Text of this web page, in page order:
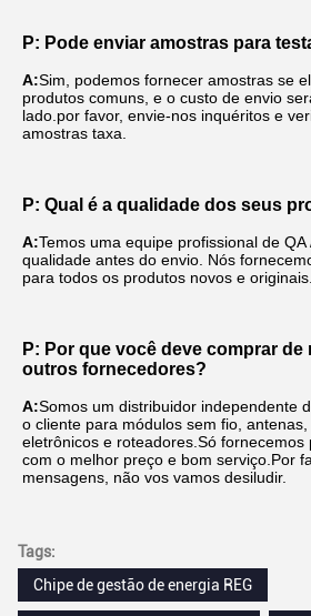
P: Pode enviar amostras para
A:Sim, podemos fornecer amostras se
produtos comuns, e o custo de envio
lado.por favor, envie-nos inquéritos e
amostras taxa.
P: Qual é a qualidade dos seus
A:Temos uma equipe profissional de
qualidade antes do envio. Nós
para todos os produtos novos e originais.
P: Por que você deve comprar de
outros fornecedores?
A:Somos um distribuidor independente
o cliente para módulos sem fio,
eletrônicos e roteadores.Só fornecemos
com o melhor preço e bom serviço.Por
mensagens, não vos vamos desiludir.
Tags:
Chipe de gestão de energia REG